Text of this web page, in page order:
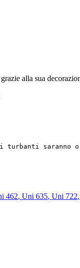
alla sua
saranno
462, Uni 635, Uni 722,